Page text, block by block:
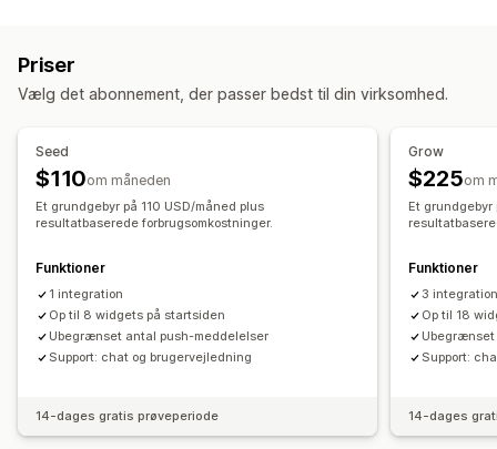
Pushmeddelelser
Personliggjort
Segmenter
Tilpassede notifikationer
Priser
Vælg det abonnement, der passer bedst til din virksomhed.
Seed
$110om måneden
Et grundgebyr på 110 USD/måned plus
resultatbaserede forbrugsomkostninger.
Funktioner
1 integration
Op til 8 widgets på startsiden
Ubegrænset antal push-meddelelser
Support: chat og brugervejledning
14-dages gratis prøveperiode
Grow
$225om
Et grundgebyr
Funktioner
3
Op til 18
Support:
14-dages